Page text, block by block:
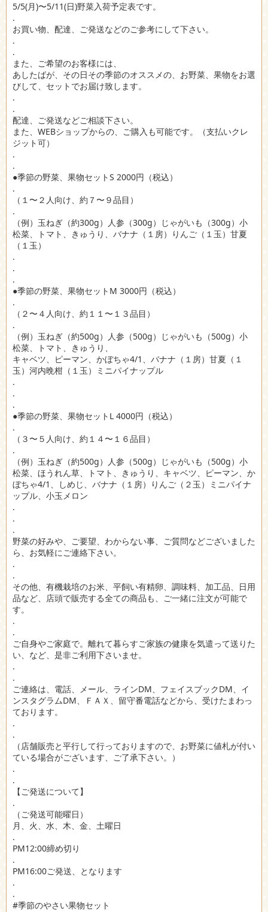
5/5(月)〜5/11(日)野菜入荷予定表です。
.
お買い物、配達、ご発送などのご参考にして下さい。
.
.
また、ご希望のお客様には、
あしたばが、その日その季節のオススメの、お野菜、果物をお選
びして、セットでお届け致します。
.
.
配達、ご発送などご相談下さい。
また、WEBショップからの、ご購入も可能です。（支払いクレ
ジット可）
.
.
●季節の野菜、果物セットS 2000円（税込）
.
（１〜２人向け、約７〜９品目）
.
（例）玉ねぎ（約300g）人参（300g）じゃがいも（300g）小
松菜、トマト、きゅうり、バナナ（１房）りんご（１玉）甘夏
（１玉）
.
.
.
●季節の野菜、果物セットM 3000円（税込）
.
（２〜４人向け、約１１〜１３品目）
.
（例）玉ねぎ（約500g）人参（500g）じゃがいも（500g）小
松菜、トマト、きゅうり、
キャベツ、ピーマン、かぼちゃ4/1、バナナ（１房）甘夏（１
玉）河内晩柑（１玉）ミニパイナップル
.
.
.
●季節の野菜、果物セットL 4000円（税込）
.
（３〜５人向け、約１４〜１６品目）
.
（例）玉ねぎ（約500g）人参（500g）じゃがいも（500g）小
松菜、ほうれん草、トマト、きゅうり、キャベツ、ピーマン、か
ぼちゃ4/1、しめじ、バナナ（１房）りんご（２玉）ミニパイナ
ップル、小玉メロン
.
.
.
野菜の好みや、ご要望、わからない事、ご質問などございました
ら、お気軽にご連絡下さい。
.
.
その他、有機栽培のお米、平飼い有精卵、調味料、加工品、日用
品など、店頭で販売する全ての商品も、ご一緒に注文が可能で
す。
.
.
ご自身やご家庭で。離れて暮らすご家族の健康を気遣って送りた
い、など、是非ご利用下さいませ。
.
.
ご連絡は、電話、メール、ラインDM、フェイスブックDM、イ
ンスタグラムDM、ＦＡＸ、留守番電話などから、受けたまわっ
ております。
.
.
（店舗販売と平行して行っておりますので、お野菜に値札が付い
ている場合がございます、ご了承下さい。）
.
.
【ご発送について】
.
（ご発送可能曜日）
月、火、水、木、金、土曜日
.
PM12:00締め切り
.
PM16:00ご発送、となります
.
.
#季節のやさい果物セット